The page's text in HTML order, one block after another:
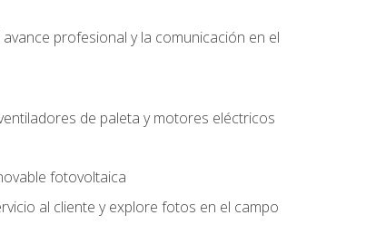
profesional y la comunicación en el
de paleta y motores eléctricos
fotovoltaica
al cliente y explore fotos en el campo